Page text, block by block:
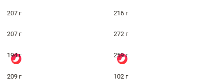
207 г 216 г
207 г 272 г
194 г 259 г
209 г 102 г